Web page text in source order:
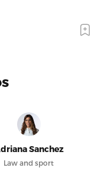
Sanchez
Law and sport